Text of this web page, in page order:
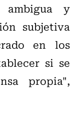
y
subjetiva
en los
si se
propia",